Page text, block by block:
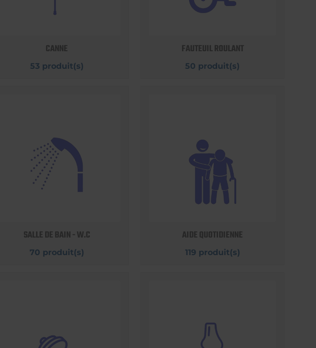
CANNE
53 produit(s)
FAUTEUIL ROULANT
50 produit(s)
SALLE DE BAIN - W.C
70 produit(s)
AIDE QUOTIDIENNE
119 produit(s)